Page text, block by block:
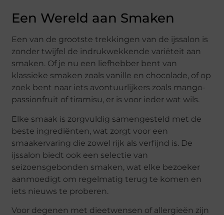
Een Wereld aan Smaken
Een van de grootste trekkingen van de ijssalon is
zonder twijfel de indrukwekkende variëteit aan
smaken. Of je nu een liefhebber bent van
klassieke smaken zoals vanille en chocolade, of op
zoek bent naar iets avontuurlijkers zoals mango-
passionfruit of tiramisu, er is voor ieder wat wils.
Elke smaak is zorgvuldig samengesteld met de
beste ingrediënten, wat zorgt voor een
smaakervaring die zowel rijk als verfijnd is. De
ijssalon biedt ook een selectie van
seizoensgebonden smaken, wat elke bezoeker
aanmoedigt om regelmatig terug te komen en
iets nieuws te proberen.
Voor degenen met dieetwensen of allergieën zijn